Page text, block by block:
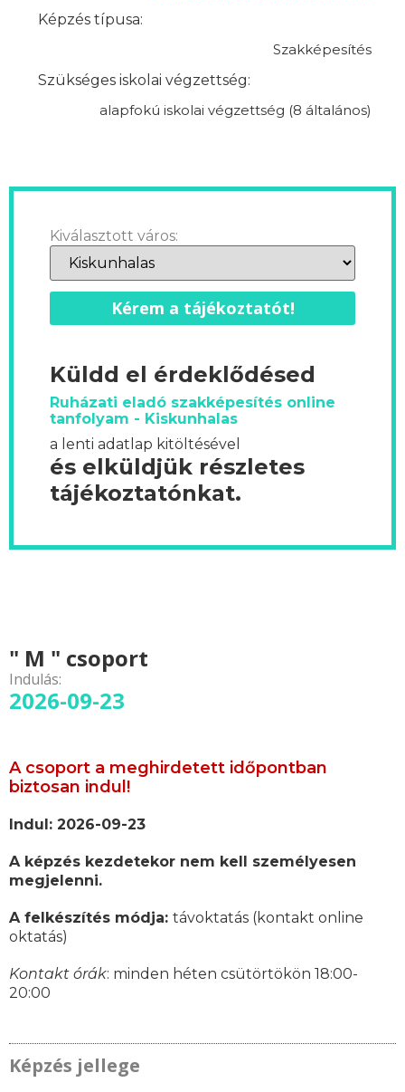
Képzés típusa:
Szakképesítés
Szükséges iskolai végzettség:
alapfokú iskolai végzettség (8 általános)
Kiválasztott város:
Kérem a tájékoztatót!
Küldd el érdeklődésed
Ruházati eladó szakképesítés online
tanfolyam - Kiskunhalas
a lenti adatlap kitöltésével
és elküldjük részletes
tájékoztatónkat.
" M " csoport
Indulás:
2026-09-23
A csoport a meghirdetett időpontban
biztosan indul!
Indul: 2026-09-23
A képzés kezdetekor nem kell személyesen
megjelenni.
A felkészítés módja: távoktatás (kontakt online
oktatás)
Kontakt órák: minden héten csütörtökön 18:00-
20:00
Képzés jellege